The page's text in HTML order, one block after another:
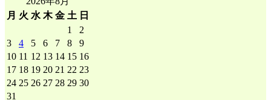
ア
ー
イ
ブ
月 火 水 木 金 土 日
1
2
3
4 5 6 7 8
9
10 11 12 13 14 15 16
17 18 19 20 21 22 23
24 25 26 27 28 29 30
31